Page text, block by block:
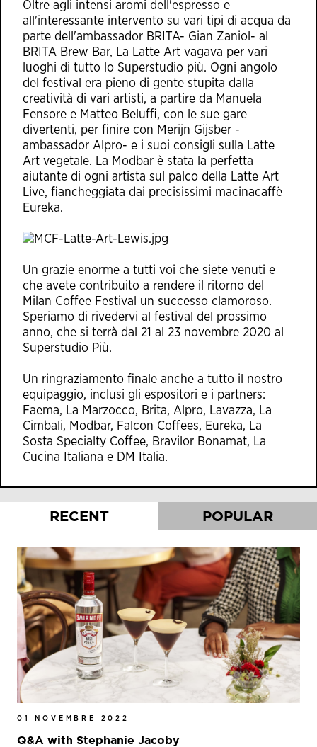
Oltre agli intensi aromi dell'espresso e
all'interessante intervento su vari tipi di acqua da
parte dell'ambassador BRITA- Gian Zaniol- al
BRITA Brew Bar, La Latte Art vagava per vari
luoghi di tutto lo Superstudio più. Ogni angolo
del festival era pieno di gente stupita dalla
creatività di vari artisti, a partire da Manuela
Fensore e Matteo Beluffi, con le sue gare
divertenti, per finire con Merijn Gijsber -
ambassador Alpro- e i suoi consigli sulla Latte
Art vegetale. La Modbar è stata la perfetta
aiutante di ogni artista sul palco della Latte Art
Live, fiancheggiata dai precisissimi macinacaffè
Eureka.
Un grazie enorme a tutti voi che siete venuti e
che avete contribuito a rendere il ritorno del
Milan Coffee Festival un successo clamoroso.
Speriamo di rivedervi al festival del prossimo
anno, che si terrà dal 21 al 23 novembre 2020 al
Superstudio Più.
Un ringraziamento finale anche a tutto il nostro
equipaggio, inclusi gli espositori e i partners:
Faema, La Marzocco, Brita, Alpro, Lavazza, La
Cimbali, Modbar, Falcon Coffees, Eureka, La
Sosta Specialty Coffee, Bravilor Bonamat, La
Cucina Italiana e DM Italia.
RECENT POPULAR
01 NOVEMBRE 2022
Q&A with Stephanie Jacoby